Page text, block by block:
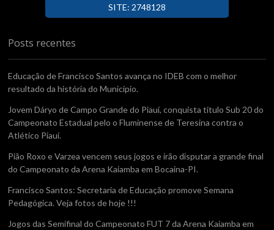
SITE: 2748128
Posts recentes
Educação de Francisco Santos avança no IDEB com o melhor
resultado da história do Município.
Jovem Dáryo de Campo Grande do Piauí, conquista titulo Sub 20 do
Campeonato Estadual pelo o Fluminense de Teresina contra o
Atlético Piaui.
Pião Roxo e Varzea vencem seus jogos e irão disputar a grande final
do Campeonato da Arena Kaiamba em Bocaina-PI.
Francisco Santos: Secretaria de Educação promove Semana
Pedagógica. Veja fotos de hoje !!!
Jogos das Semifinal do Campeonato FUT 7 da Arena Kaiamba em